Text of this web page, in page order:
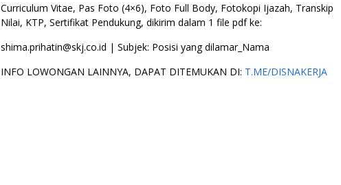
Curriculum Vitae, Pas Foto (4×6), Foto Full Body, Fotokopi Ijazah, Transkip
Nilai, KTP, Sertifikat Pendukung, dikirim dalam 1 file pdf ke:
shima.prihatin@skj.co.id | Subjek: Posisi yang dilamar_Nama
INFO LOWONGAN LAINNYA, DAPAT DITEMUKAN DI: T.ME/DISNAKERJA